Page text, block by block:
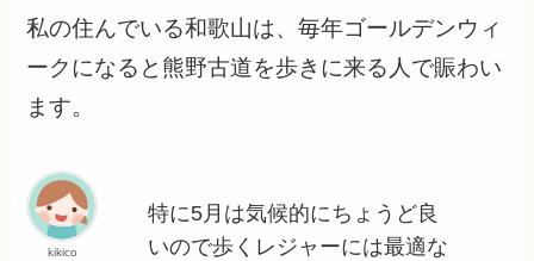
私の住んでいる和歌山は、毎年ゴールデンウィ
ークになると熊野古道を歩きに来る人で賑わい
ます。
kikico
特に5月は気候的にちょうど良
いので歩くレジャーには最適な